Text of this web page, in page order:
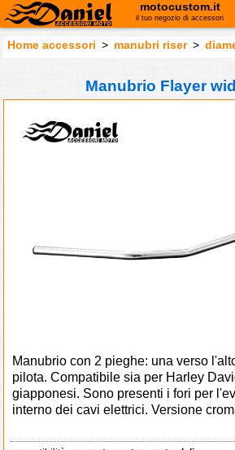
motocustom.it
il tuo negozio di accessori
Home accessori > manubri riser >
Manubrio Flayer
Manubrio con 2 pieghe: una verso
pilota. Compatibile sia per Harley
giapponesi. Sono presenti i fori per
interno dei cavi elettrici. Versione